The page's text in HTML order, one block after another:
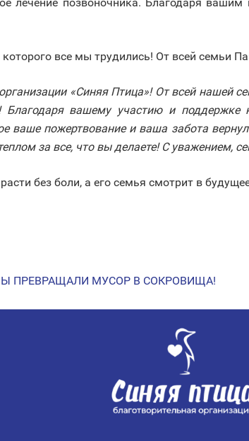
лечение позвоночника. Благодаря
все мы трудились! От всей семьи
«Синяя Птица»! От всей нашей
вашему участию и поддержке
ваше пожертвование и ваша забота
за все, что вы делаете! С уважением,
без боли, а его семья смотрит в
ПРЕВРАЩАЛИ МУСОР В СОКРОВИЩА!